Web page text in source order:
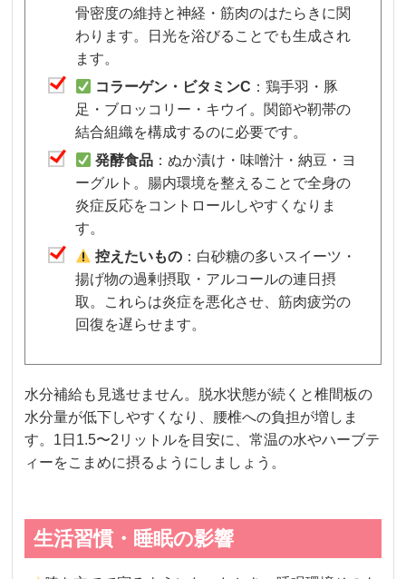
骨密度の維持と神経・筋肉のはたらきに関
わります。日光を浴びることでも生成され
ます。
コラーゲン・ビタミンC ：鶏手羽・豚
足・ブロッコリー・キウイ。関節や靭帯の
結合組織を構成するのに必要です。
発酵食品 ：ぬか漬け・味噌汁・納豆・ヨ
ーグルト。腸内環境を整えることで全身の
炎症反応をコントロールしやすくなりま
す。
控えたいもの ：白砂糖の多いスイーツ・
揚げ物の過剰摂取・アルコールの連日摂
取。これらは炎症を悪化させ、筋肉疲労の
回復を遅らせます。
水分補給も見逃せません。脱水状態が続くと椎間板の
水分量が低下しやすくなり、腰椎への負担が増しま
す。1日1.5〜2リットルを目安に、常温の水やハーブテ
ィーをこまめに摂るようにしましょう。
生活習慣・睡眠の影響